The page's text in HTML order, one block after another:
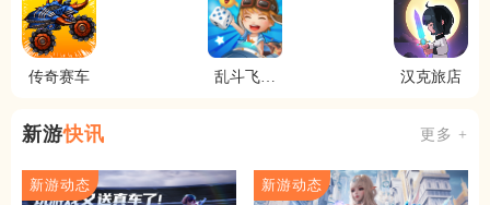
传奇赛车
乱斗飞行
汉克旅店
新游快讯 更多 +
新游动态 新游动态